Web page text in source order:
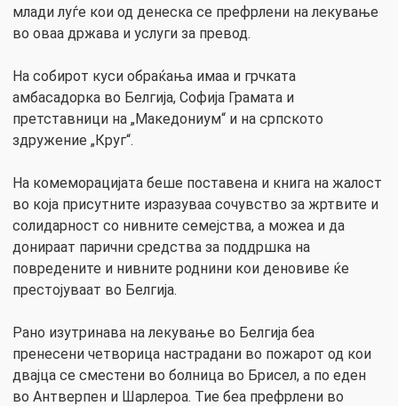
млади луѓе кои од денеска се префрлени на лекување
во оваа држава и услуги за превод.
На собирот куси обраќања имаа и грчката
амбасадорка во Белгија, Софија Грамата и
претставници на „Македониум“ и на српското
здружение „Круг“.
На комеморацијата беше поставена и книга на жалост
во која присутните изразуваа сочувство за жртвите и
солидарност со нивните семејства, а можеа и да
донираат парични средства за поддршка на
повредените и нивните роднини кои деновиве ќе
престојуваат во Белгија.
Рано изутринава на лекување во Белгија беа
пренесени четворица настрадани во пожарот од кои
двајца се сместени во болница во Брисел, а по еден
во Антверпен и Шарлероа. Тие беа префрлени во